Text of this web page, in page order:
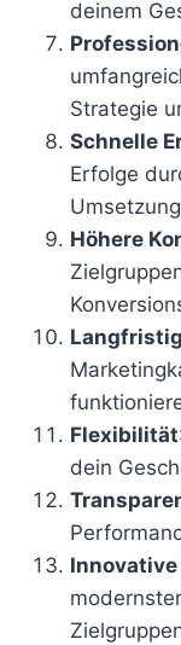
deinem
Strategie
Schnelle
Erfolge
Höhere
Flexibilität
dein